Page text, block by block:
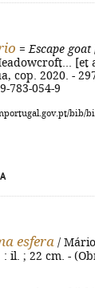
= Escape goat
[et
cop. 2020. -
783-054-9
bib/
esfera /
il. ; 22 cm. -